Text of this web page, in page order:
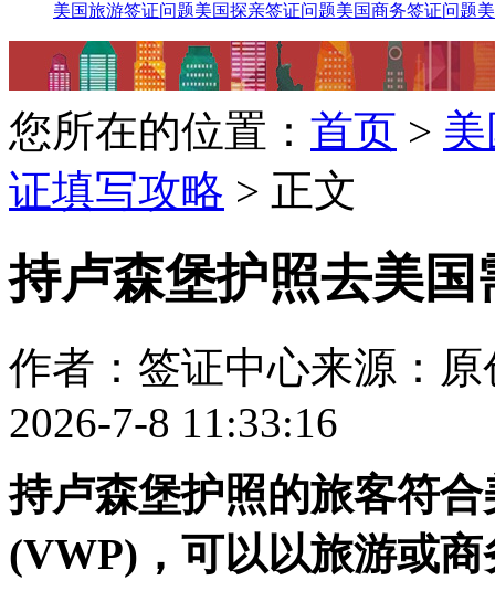
美国旅游签证问题美国探亲签证问题美国商务签证问题
您所在的位置： 首页 >
证填写攻略 > 正文
持卢森堡护照去美国
作者：签证中心来源：原
2026-7-8 11:33:16
持卢森堡护照的旅客符
(VWP)，可以以旅游或